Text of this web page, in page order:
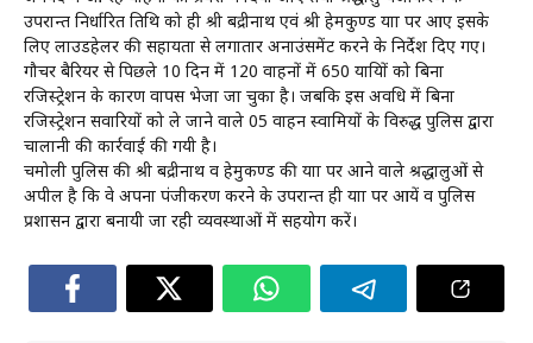
उपरान्त निर्धारित तिथि को ही श्री बद्रीनाथ एवं श्री हेमकुण्ड यात्रा पर आए इसके
लिए लाउडहेलर की सहायता से लगातार अनाउंसमेंट करने के निर्देश दिए गए।
गौचर बैरियर से पिछले 10 दिन में 120 वाहनों में 650 यात्रियों को बिना
रजिस्ट्रेशन के कारण वापस भेजा जा चुका है। जबकि इस अवधि में बिना
रजिस्ट्रेशन सवारियों को ले जाने वाले 05 वाहन स्वामियों के विरुद्ध पुलिस द्वारा
चालानी की कार्रवाई की गयी है।
चमोली पुलिस की श्री बद्रीनाथ व हेमुकण्ड की यात्रा पर आने वाले श्रद्धालुओं से
अपील है कि वे अपना पंजीकरण करने के उपरान्त ही यात्रा पर आयें व पुलिस
प्रशासन द्वारा बनायी जा रही व्यवस्थाओं में सहयोग करें।